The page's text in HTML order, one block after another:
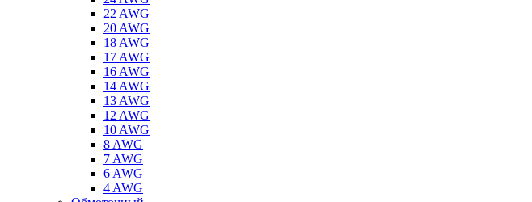
22 AWG
20 AWG
18 AWG
17 AWG
16 AWG
14 AWG
13 AWG
12 AWG
10 AWG
8 AWG
7 AWG
6 AWG
4 AWG